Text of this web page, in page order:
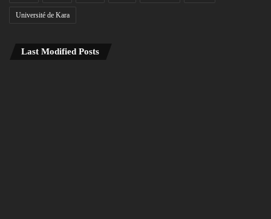
Université de Kara
Last Modified Posts